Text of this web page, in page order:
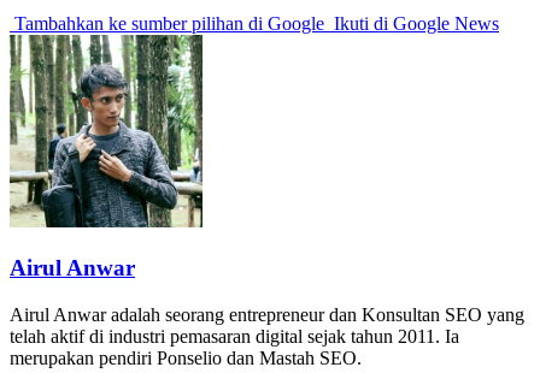
Tambahkan ke sumber pilihan di Google Ikuti di Google News
Airul Anwar
Airul Anwar adalah seorang entrepreneur dan Konsultan SEO yang
telah aktif di industri pemasaran digital sejak tahun 2011. Ia
merupakan pendiri Ponselio dan Mastah SEO.